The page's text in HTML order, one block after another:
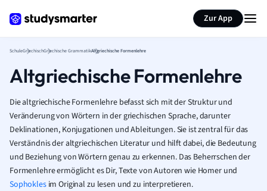
Zur App
SchuleGriechischGriechische GrammatikAltgriechische Formenlehre
Altgriechische Formenlehre
Die altgriechische Formenlehre befasst sich mit der Struktur und
Veränderung von Wörtern in der griechischen Sprache, darunter
Deklinationen, Konjugationen und Ableitungen. Sie ist zentral für das
Verständnis der altgriechischen Literatur und hilft dabei, die Bedeutung
und Beziehung von Wörtern genau zu erkennen. Das Beherrschen der
Formenlehre ermöglicht es Dir, Texte von Autoren wie Homer und
Sophoklesim Original zu lesen und zu interpretieren.
Seite zusammenfassen